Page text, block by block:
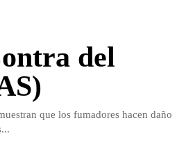
del
que los fumadores hacen daño